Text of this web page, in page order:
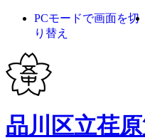
PCモードで画面を切
り替え
品川区立荏